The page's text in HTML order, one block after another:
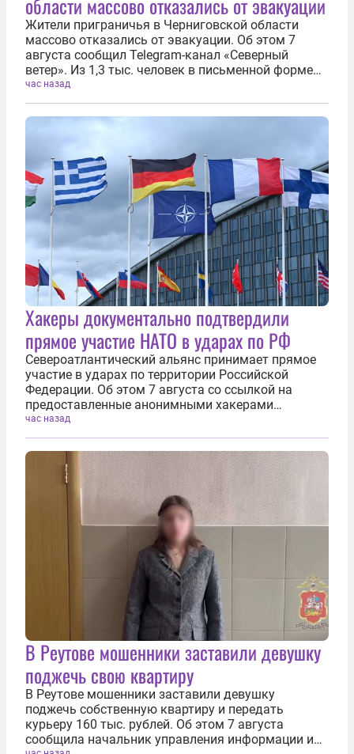
Жители приграничья в Черниговской области
массово отказались от эвакуации. Об этом 7
августа сообщил Telegram-канал «Северный
ветер». Из 1,3 тыс. человек в письменной форме
отказались 400 жителей. Еще 800 человек
проигнорировали требование эвакуироваться,
100 человек согласились покинуть свои дома...
час назад
Хакеры документально подтвердили
прямое участие НАТО в ударах по РФ
Североатлантический альянс принимает прямое
участие в ударах по территории Российской
Федерации. Об этом 7 августа со ссылкой на
предоставленные анонимными хакерами
документы сообщает агентство ТАСС. В
полученных материалах утверждается, что после
налетов беспилотных летательных аппаратов в
работу...
час назад
В Реутове мошенники заставили девушку
поджечь свою квартиру
В Реутове мошенники заставили девушку
поджечь собственную квартиру и передать
курьеру 160 тыс. рублей. Об этом 7 августа
сообщила начальник управления информации и